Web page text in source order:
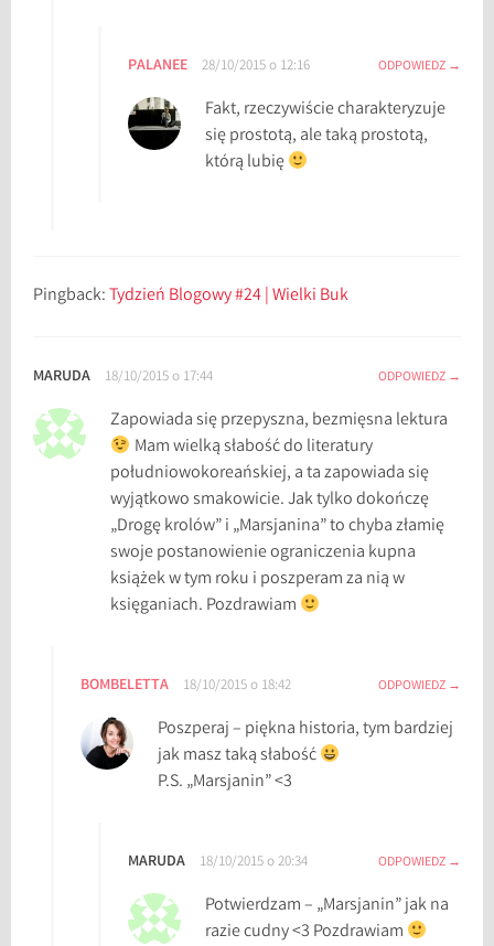
PALANEE 28/10/2015 o 12:16 ODPOWIEDZ
Fakt, rzeczywiście charakteryzuje
się prostotą, ale taką prostotą,
którą lubię
Pingback:Tydzień Blogowy #24 | Wielki Buk
MARUDA 18/10/2015 o 17:44 ODPOWIEDZ
Zapowiada się przepyszna, bezmięsna lektura
Mam wielką słabość do literatury
południowokoreańskiej, a ta zapowiada się
wyjątkowo smakowicie. Jak tylko dokończę
„Drogę krolów” i „Marsjanina” to chyba złamię
swoje postanowienie ograniczenia kupna
książek w tym roku i poszperam za nią w
księganiach. Pozdrawiam
BOMBELETTA 18/10/2015 o 18:42 ODPOWIEDZ
Poszperaj – piękna historia, tym bardziej
jak masz taką słabość
P.S. „Marsjanin” <3
MARUDA 18/10/2015 o 20:34 ODPOWIEDZ
Potwierdzam – „Marsjanin” jak na
razie cudny <3 Pozdrawiam